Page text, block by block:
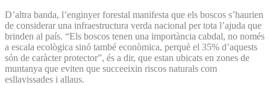
D’altra banda, l’enginyer forestal manifesta que els boscos s’haurien
de considerar una infraestructura verda nacional per tota l’ajuda que
brinden al país. “Els boscos tenen una importància cabdal, no només
a escala ecològica sinó també econòmica, perquè el 35% d’aquests
són de caràcter protector”, és a dir, que estan ubicats en zones de
muntanya que eviten que succeeixin riscos naturals com
esllavissades i allaus.